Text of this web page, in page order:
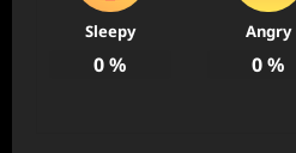
Sleepy
0%
Angry
0%